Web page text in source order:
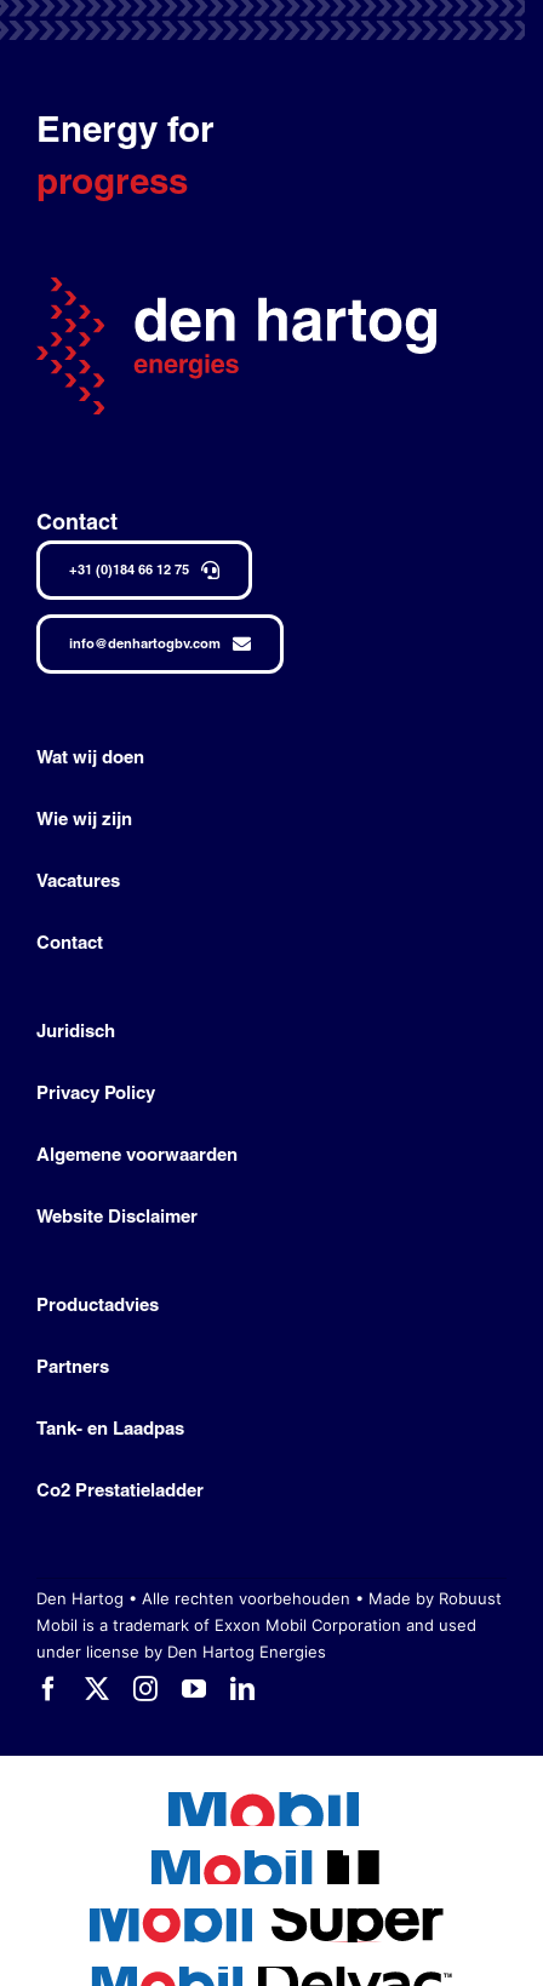
Energy for
progress
Contact
+31 (0)184 66 12 75
info@denhartogbv.com
Wat wij doen
Wie wij zijn
Vacatures
Contact
Juridisch
Privacy Policy
Algemene voorwaarden
Website Disclaimer
Productadvies
Partners
Tank- en Laadpas
Co2 Prestatieladder
Den Hartog • Alle rechten voorbehouden • Made by Robuust
Mobil is a trademark of Exxon Mobil Corporation and used
under license by Den Hartog Energies